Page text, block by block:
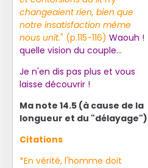
changeaient rien, bien que
notre insatisfaction même
nous unît." (p.115-116) Waouh !
quelle vision du couple...
Je n'en dis pas plus et vous
laisse découvrir !
Ma note 14.5 (à cause de la
longueur et du "délayage")
Citations
*En vérité, l'homme doit